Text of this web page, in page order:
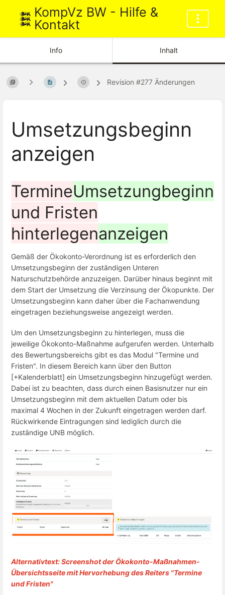
KompVz BW - Hilfe &
Kontakt
Info Inhalt
Revision #277 Änderungen
Umsetzungsbeginn
anzeigen
TermineUmsetzungbeginn
und Fristen
hinterlegenanzeigen
Gemäß der Ökokonto-Verordnung ist es erforderlich den
Umsetzungsbeginn der zuständigen Unteren
Naturschutzbehörde anzuzeigen. Darüber hinaus beginnt mit
dem Start der Umsetzung die Verzinsung der Ökopunkte. Der
Umsetzungsbeginn kann daher über die Fachanwendung
eingetragen beziehungsweise angezeigt werden.
Um den Umsetzungsbeginn zu hinterlegen, muss die
jeweilige Ökokonto-Maßnahme aufgerufen werden. Unterhalb
des Bewertungsbereichs gibt es das Modul "Termine und
Fristen". In diesem Bereich kann über den Button
[+Kalenderblatt] ein Umsetzungsbeginn hinzugefügt werden.
Dabei ist zu beachten, dass durch einen Basisnutzer nur ein
Umsetzungsbeginn mit dem aktuellen Datum oder bis
maximal 4 Wochen in der Zukunft eingetragen werden darf.
Rückwirkende Eintragungen sind lediglich durch die
zuständige UNB möglich.
Alternativtext: Screenshot der Ökokonto-Maßnahmen-
Übersichtsseite mit Hervorhebung des Reiters "Termine
und Fristen"